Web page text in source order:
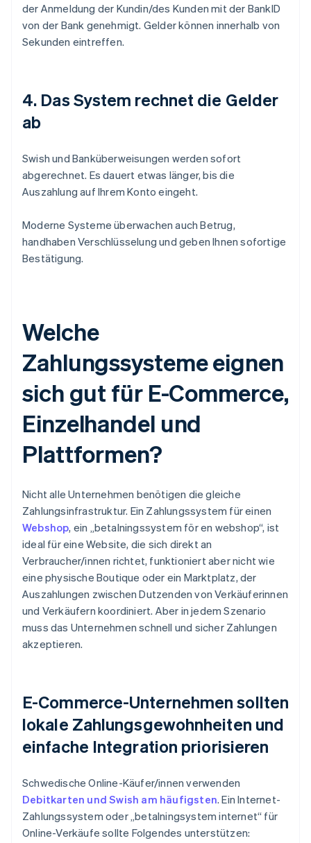
der Anmeldung der Kundin/des Kunden mit der BankID
von der Bank genehmigt. Gelder können innerhalb von
Sekunden eintreffen.
4. Das System rechnet die Gelder
ab
Swish und Banküberweisungen werden sofort
abgerechnet. Es dauert etwas länger, bis die
Auszahlung auf Ihrem Konto eingeht.
Moderne Systeme überwachen auch Betrug,
handhaben Verschlüsselung und geben Ihnen sofortige
Bestätigung.
Welche
Zahlungssysteme eignen
sich gut für E-Commerce,
Einzelhandel und
Plattformen?
Nicht alle Unternehmen benötigen die gleiche
Zahlungsinfrastruktur. Ein Zahlungssystem für einen
Webshop, ein „betalningssystem för en webshop“, ist
ideal für eine Website, die sich direkt an
Verbraucher/innen richtet, funktioniert aber nicht wie
eine physische Boutique oder ein Marktplatz, der
Auszahlungen zwischen Dutzenden von Verkäuferinnen
und Verkäufern koordiniert. Aber in jedem Szenario
muss das Unternehmen schnell und sicher Zahlungen
akzeptieren.
E-Commerce-Unternehmen sollten
lokale Zahlungsgewohnheiten und
einfache Integration priorisieren
Schwedische Online-Käufer/innen verwenden
Debitkarten und Swish am häufigsten. Ein Internet-
Zahlungssystem oder „betalningsystem internet“ für
Online-Verkäufe sollte Folgendes unterstützen: